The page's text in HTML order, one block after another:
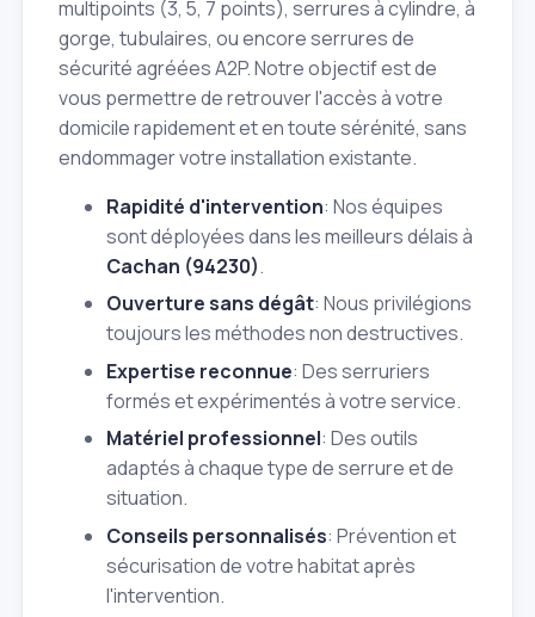
multipoints (3, 5, 7 points), serrures à cylindre, à
gorge, tubulaires, ou encore serrures de
sécurité agréées A2P. Notre objectif est de
vous permettre de retrouver l'accès à votre
domicile rapidement et en toute sérénité, sans
endommager votre installation existante.
Rapidité d'intervention: Nos équipes
sont déployées dans les meilleurs délais à
Cachan (94230).
Ouverture sans dégât: Nous privilégions
toujours les méthodes non destructives.
Expertise reconnue: Des serruriers
formés et expérimentés à votre service.
Matériel professionnel: Des outils
adaptés à chaque type de serrure et de
situation.
Conseils personnalisés: Prévention et
sécurisation de votre habitat après
l'intervention.